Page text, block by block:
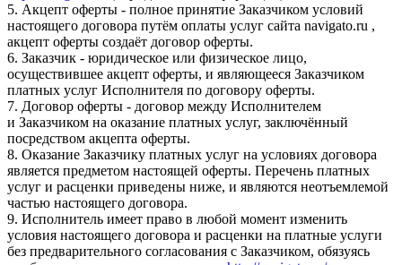
5. Акцепт оферты - полное принятие Заказчиком условий
настоящего договора путём оплаты услуг сайта navigato.ru ,
акцепт оферты создаёт договор оферты.
6. Заказчик - юридическое или физическое лицо,
осуществившее акцепт оферты, и являющееся Заказчиком
платных услуг Исполнителя по договору оферты.
7. Договор оферты - договор между Исполнителем
и Заказчиком на оказание платных услуг, заключённый
посредством акцепта оферты.
8. Оказание Заказчику платных услуг на условиях договора
является предметом настоящей оферты. Перечень платных
услуг и расценки приведены ниже, и являются неотъемлемой
частью настоящего договора.
9. Исполнитель имеет право в любой момент изменить
условия настоящего договора и расценки на платные услуги
без предварительного согласования с Заказчиком, обязуясь